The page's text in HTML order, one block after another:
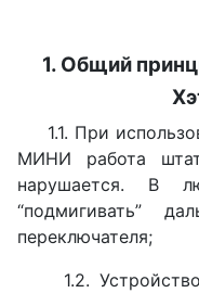
1. Общий
1.1. При
МИНИ работа
нарушается. В
“подмигивать”
переключателя;
1.2. Устройство